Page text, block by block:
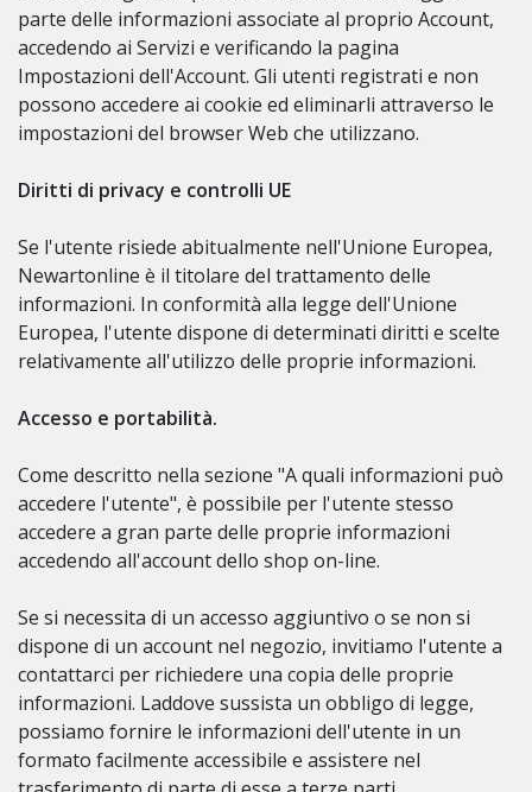
parte delle informazioni associate al proprio Account,
accedendo ai Servizi e verificando la pagina
Impostazioni dell'Account. Gli utenti registrati e non
possono accedere ai cookie ed eliminarli attraverso le
impostazioni del browser Web che utilizzano.
Diritti di privacy e controlli UE
Se l'utente risiede abitualmente nell'Unione Europea,
Newartonline è il titolare del trattamento delle
informazioni. In conformità alla legge dell'Unione
Europea, l'utente dispone di determinati diritti e scelte
relativamente all'utilizzo delle proprie informazioni.
Accesso e portabilità.
Come descritto nella sezione "A quali informazioni può
accedere l'utente", è possibile per l'utente stesso
accedere a gran parte delle proprie informazioni
accedendo all'account dello shop on-line.
Se si necessita di un accesso aggiuntivo o se non si
dispone di un account nel negozio, invitiamo l'utente a
contattarci per richiedere una copia delle proprie
informazioni. Laddove sussista un obbligo di legge,
possiamo fornire le informazioni dell'utente in un
formato facilmente accessibile e assistere nel